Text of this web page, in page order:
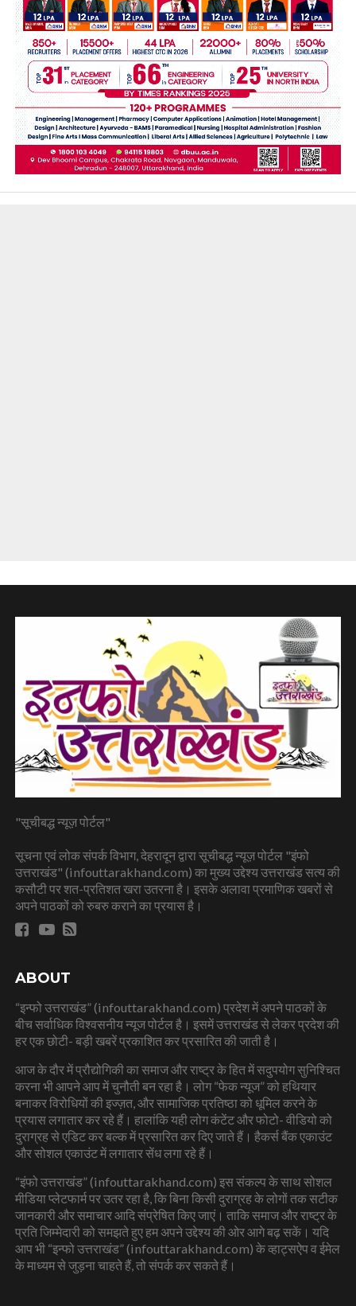
"सूचीबद्ध न्यूज़ पोर्टल"
सूचना एवं लोक संपर्क विभाग, देहरादून द्वारा सूचीबद्ध न्यूज़ पोर्टल "इंफो
उत्तराखंड" (infouttarakhand.com) का मुख्य उद्देश्य उत्तराखंड सत्य की
कसौटी पर शत-प्रतिशत खरा उतरना है। इसके अलावा प्रमाणिक खबरों से
अपने पाठकों को रुबरु कराने का प्रयास है।
ABOUT
“इन्फो उत्तराखंड” (infouttarakhand.com) प्रदेश में अपने पाठकों के
बीच सर्वाधिक विश्वसनीय न्यूज पोर्टल है। इसमें उत्तराखंड से लेकर प्रदेश की
हर एक छोटी- बड़ी खबरें प्रकाशित कर प्रसारित की जाती है।
आज के दौर में प्रौद्योगिकी का समाज और राष्ट्र के हित में सदुपयोग सुनिश्चित
करना भी आपने आप में चुनौती बन रहा है। लोग “फेक न्यूज” को हथियार
बनाकर विरोधियों की इज्ज़त, और सामाजिक प्रतिष्ठा को धूमिल करने के
प्रयास लगातार कर रहे हैं। हालांकि यही लोग कंटेंट और फोटो- वीडियो को
दुराग्रह से एडिट कर बल्क में प्रसारित कर दिए जाते हैं। हैकर्स बैंक एकाउंट
और सोशल एकाउंट में लगातार सेंध लगा रहे हैं।
“इंफो उत्तराखंड” (infouttarakhand.com) इस संकल्प के साथ सोशल
मीडिया प्लेटफार्म पर उतर रहा है, कि बिना किसी दुराग्रह के लोगों तक सटीक
जानकारी और समाचार आदि संप्रेषित किए जाएं। ताकि समाज और राष्ट्र के
प्रति जिम्मेदारी को समझते हुए हम अपने उद्देश्य की ओर आगे बढ़ सकें। यदि
आप भी “इन्फो उत्तराखंड” (infouttarakhand.com) के व्हाट्सऐप व ईमेल
के माध्यम से जुड़ना चाहते हैं, तो संपर्क कर सकते हैं।